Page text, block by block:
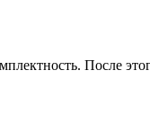
После